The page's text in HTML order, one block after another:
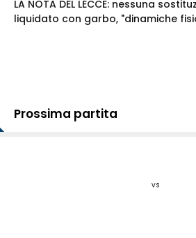
LA NOTA DEL LECCE: nessuna
liquidato con garbo, "dinamiche
Prossima partita
vs